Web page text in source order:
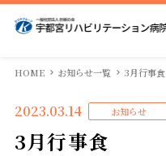
当院のご案内
院長挨拶
入院案内
HOME お知らせ一覧 3月行事食
2023.03.14 お知らせ
3月行事食